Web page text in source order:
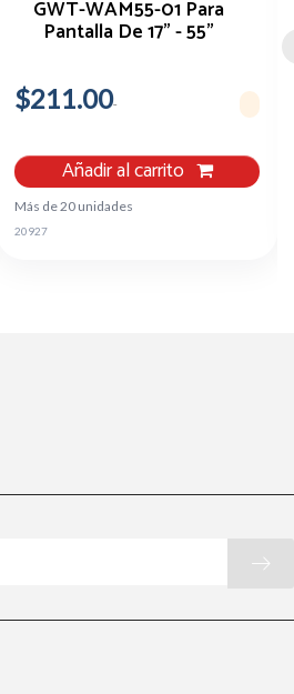
GWT-WAM55-01 Para
Pantalla De 17" - 55"
$211.00
Añadir al carrito
Más de 20 unidades
20927